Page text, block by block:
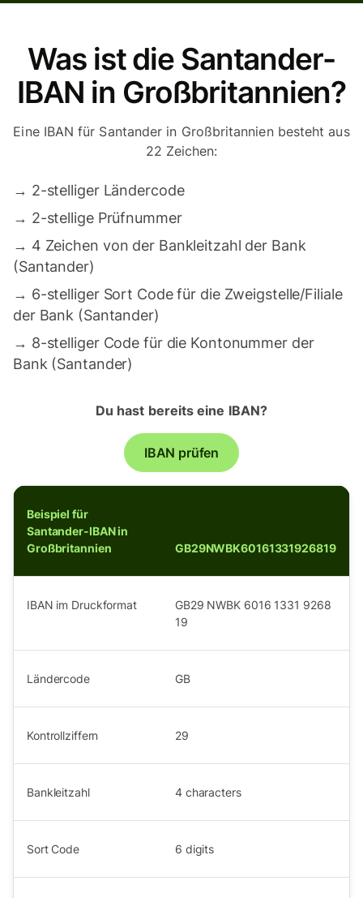
Was ist die Santander-
IBAN in Großbritannien?
Eine IBAN für Santander in Großbritannien besteht aus
22 Zeichen:
→ 2-stelliger Ländercode
→ 2-stellige Prüfnummer
→ 4 Zeichen von der Bankleitzahl der Bank
(Santander)
→ 6-stelliger Sort Code für die Zweigstelle/Filiale
der Bank (Santander)
→ 8-stelliger Code für die Kontonummer der
Bank (Santander)
Du hast bereits eine IBAN?
IBAN prüfen
Beispiel für
Santander-IBAN in
Großbritannien
GB29NWBK60161331926819
IBAN im Druckformat
GB29 NWBK 6016 1331 9268
19
Ländercode GB
Kontrollziffern 29
Bankleitzahl 4 characters
Sort Code 6 digits